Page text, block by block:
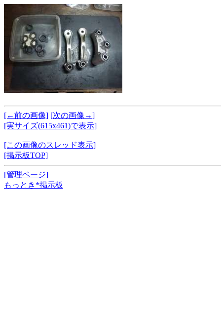
[←前の画像] [次の画像→]
[実サイズ(615x461)で表示]
[この画像のスレッド表示]
[掲示板TOP]
[管理ページ]
もっとき*掲示板